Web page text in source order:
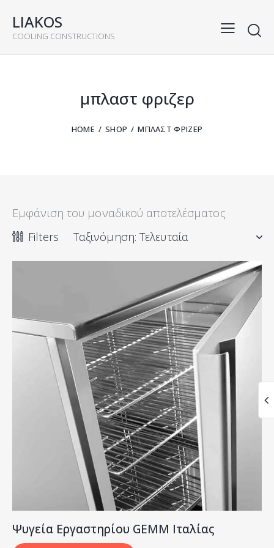
LIAKOS
COOLING CONSTRUCTIONS
μπλαστ φριζερ
HOME SHOP ΜΠΛΑΣΤ ΦΡΙΖΕΡ
Εμφάνιση του μοναδικού αποτελέσματος
Filters
Ψυγεία Εργαστηρίου GEMM Ιταλίας